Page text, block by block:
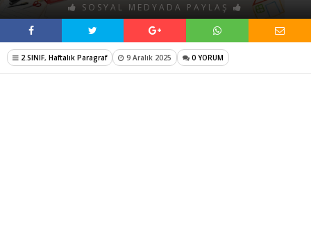
SOSYAL MEDYADA PAYLAŞ
2.SINIF, Haftalık Paragraf 9 Aralık 2025 0 YORUM